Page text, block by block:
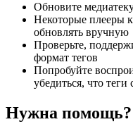
Обновите
Некоторые плееры
обновлять вручную
Проверьте,
формат тегов
Попробуйте
убедиться, что
Нужна помощь?